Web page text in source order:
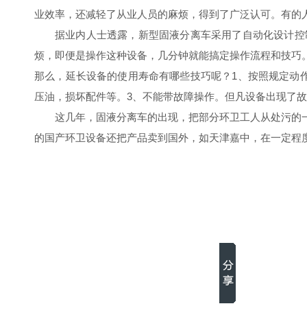
业效率，还减轻了从业人员的麻烦，得到了广泛认可。有
据业内人士透露，新型固液分离车采用了自动化设计
烦，即便是操作这种设备，几分钟就能搞定操作流程和技
那么，延长设备的使用寿命有哪些技巧呢？1、按照规定
压油，损坏配件等。3、不能带故障操作。但凡设备出现了
这几年， 固液分离车的出现，把部分环卫工人从处污
的国产环卫设备还把产品卖到国外，如天津嘉中，在一定